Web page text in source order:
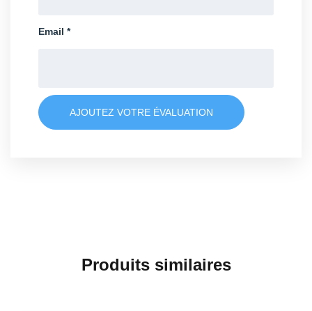
Email *
AJOUTEZ VOTRE ÉVALUATION
Produits similaires